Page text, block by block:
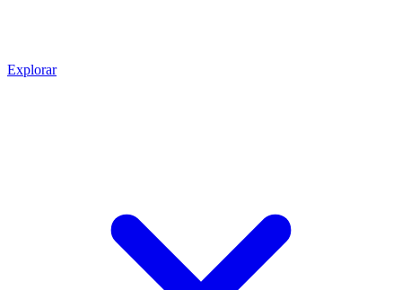
Explorar